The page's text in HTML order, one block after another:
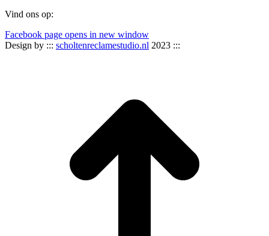
Vind ons op:
Facebook page opens in new window
Design by ::: scholtenreclamestudio.nl 2023 :::